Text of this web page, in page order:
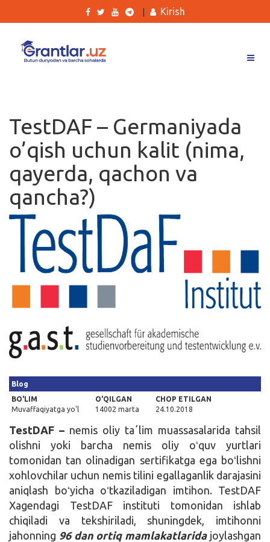
Ishlar
Kurslar
Blog
Yana
Qidirish
Kirish
Kirish
TestDAF – Germaniyada
o’qish uchun kalit (nima,
qayerda, qachon va
qancha?)
Blog
BO'LIM
Muvaffaqiyatga yo'l
O'QILGAN
14002 marta
CHOP ETILGAN
24.10.2018
TestDAF – nemis oliy taʼlim muassasalarida tahsil
olishni yoki barcha nemis oliy oʻquv yurtlari
tomonidan tan olinadigan sertifikatga ega boʻlishni
xohlovchilar uchun nemis tilini egallaganlik darajasini
aniqlash boʻyicha oʻtkaziladigan imtihon. TestDAF
Xagendagi TestDAF instituti tomonidan ishlab
chiqiladi va tekshiriladi, shuningdek, imtihonni
jahonning 96 dan ortiq mamlakatlaridajoylashgan